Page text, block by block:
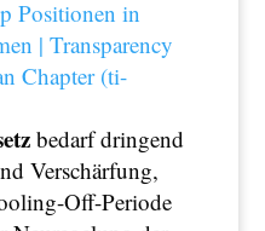
Positionen in
| Transparency
Chapter (ti-
bedarf dringend
Verschärfung,
Off-Periode